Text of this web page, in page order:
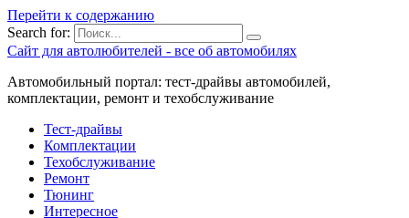
Перейти к содержанию
Search for:
Сайт для автолюбителей - все об автомобилях
Автомобильный портал: тест-драйвы автомобилей,
комплектации, ремонт и техобслуживание
Тест-драйвы
Комплектации
Техобслуживание
Ремонт
Тюнинг
Интересное